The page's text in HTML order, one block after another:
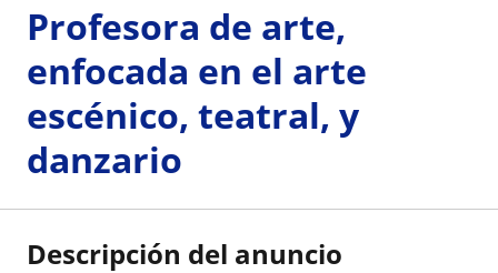
Profesora de arte,
enfocada en el arte
escénico, teatral, y
danzario
Descripción del anuncio